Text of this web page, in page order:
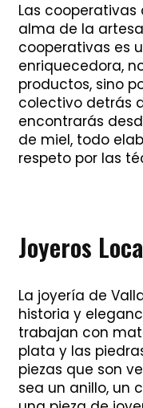
Las
alma de la
cooperativas es
enriquecedora,
productos, sino
colectivo detrás
encontrarás
de miel, todo
respeto por las
Joyeros
La joyería de
historia y
trabajan con
plata y las
piezas que son
sea un anillo, un